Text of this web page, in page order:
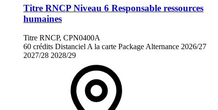
Titre RNCP Niveau 6 Responsable ressources
humaines
Titre RNCP, CPN0400A
60 crédits Distanciel A la carte Package Alternance 2026/27
2027/28 2028/29